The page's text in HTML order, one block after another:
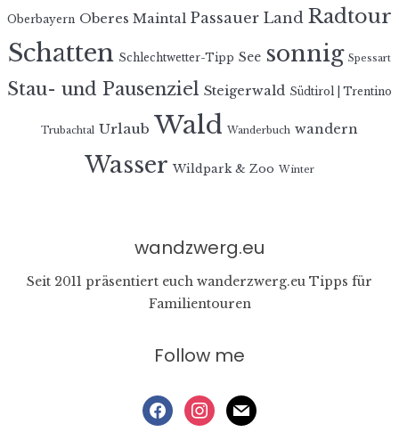
Oberbayern Oberes Maintal Passauer Land Radtour
Schatten Schlechtwetter-Tipp See sonnig Spessart
Stau- und Pausenziel Steigerwald Südtirol | Trentino
Trubachtal Urlaub Wald Wanderbuch wandern
Wasser Wildpark & Zoo Winter
wandzwerg.eu
Seit 2011 präsentiert euch wanderzwerg.eu Tipps für
Familientouren
Follow me
facebookinstagram
mail